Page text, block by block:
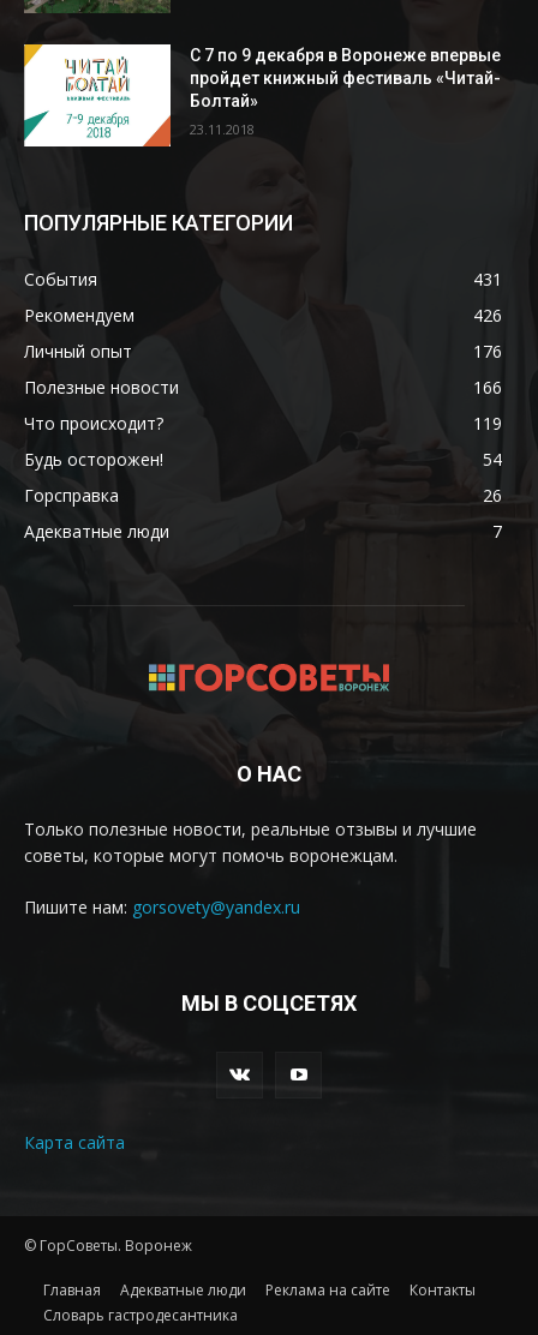
С 7 по 9 декабря в Воронеже впервые
пройдет книжный фестиваль «Читай-
Болтай»
23.11.2018
ПОПУЛЯРНЫЕ КАТЕГОРИИ
События
431
Рекомендуем
426
Личный опыт
176
Полезные новости
166
Что происходит?
119
Будь осторожен!
54
Горсправка
26
Адекватные люди
7
О НАС
Только полезные новости, реальные отзывы и лучшие
советы, которые могут помочь воронежцам.
Пишите нам: gorsovety@yandex.ru
МЫ В СОЦСЕТЯХ
Карта сайта
© ГорСоветы. Воронеж
Главная Адекватные люди Реклама на сайте
Контакты
Словарь гастродесантника